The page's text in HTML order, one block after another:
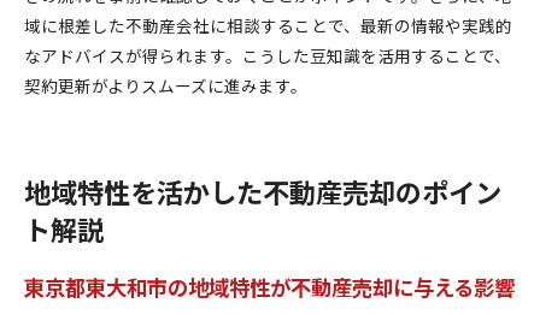
域に根差した不動産会社に相談することで、最新の情報や実践的
なアドバイスが得られます。こうした豆知識を活用することで、
契約更新がよりスムーズに進みます。
地域特性を活かした不動産売却のポイン
ト解説
東京都東大和市の地域特性が不動産売却に与える影響